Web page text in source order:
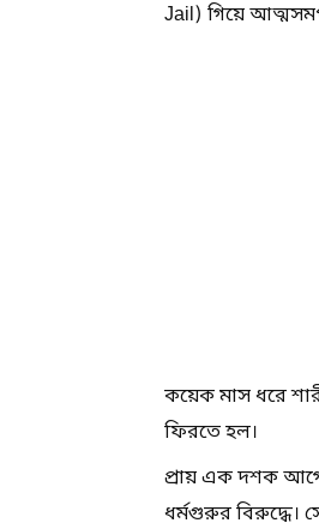
Jail) গিয়ে
কয়েক মাস ধরে
ফিরতে হল।
প্রায় এক দশক
ধর্মগুরুর বিরুদ্ধে।